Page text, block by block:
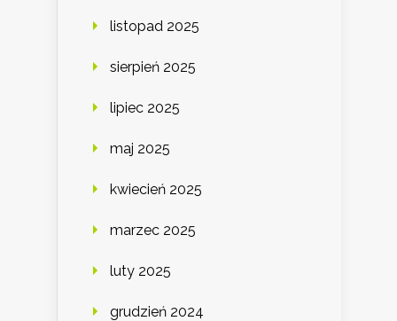
listopad 2025
sierpień 2025
lipiec 2025
maj 2025
kwiecień 2025
marzec 2025
luty 2025
grudzień 2024